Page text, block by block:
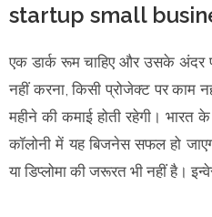
startup small
एक डार्क रूम चाहिए और उसके अंदर
नहीं करना, किसी प्रोजेक्ट पर काम
महीने की कमाई होती रहेगी। भारत
कॉलोनी में यह बिजनेस सफल हो
या डिप्लोमा की जरूरत भी नहीं है।